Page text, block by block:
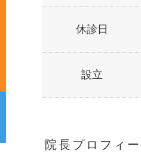
休診日
設立
院長プロフィ